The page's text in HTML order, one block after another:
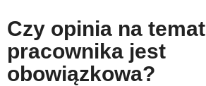
Czy opinia na temat
pracownika jest
obowiązkowa?